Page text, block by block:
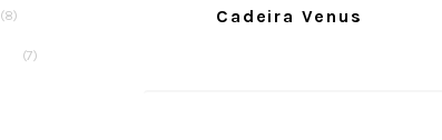
Cadeira Venus
(8)
(7)